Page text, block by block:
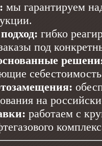
мы гарантируем
гибко
под
себестоимость
на
работаем с